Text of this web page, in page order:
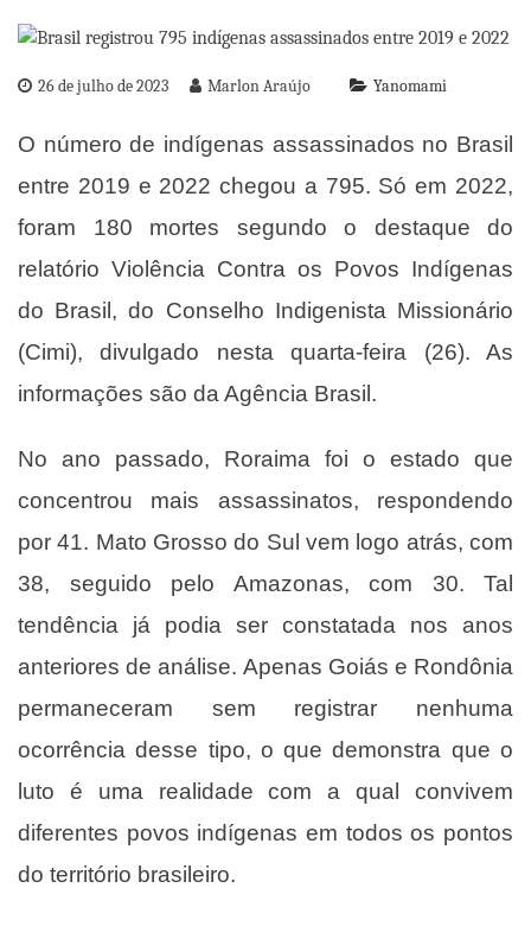
26 de julho de 2023 Marlon Araújo Yanomami
O número de indígenas assassinados no Brasil
entre 2019 e 2022 chegou a 795. Só em 2022,
foram 180 mortes segundo o destaque do
relatório Violência Contra os Povos Indígenas
do Brasil, do Conselho Indigenista Missionário
(Cimi), divulgado nesta quarta-feira (26). As
informações são da Agência Brasil.
No ano passado, Roraima foi o estado que
concentrou mais assassinatos, respondendo
por 41. Mato Grosso do Sul vem logo atrás, com
38, seguido pelo Amazonas, com 30. Tal
tendência já podia ser constatada nos anos
anteriores de análise. Apenas Goiás e Rondônia
permaneceram sem registrar nenhuma
ocorrência desse tipo, o que demonstra que o
luto é uma realidade com a qual convivem
diferentes povos indígenas em todos os pontos
do território brasileiro.